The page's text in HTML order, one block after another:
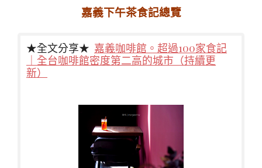
嘉義下午茶食記總覽
★全文分享★ 嘉義咖啡館。超過100家食記
｜全台咖啡館密度第二高的城市（持續更
新）